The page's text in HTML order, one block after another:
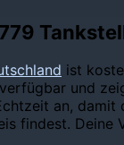
ist
und
an, damit
findest. Deine